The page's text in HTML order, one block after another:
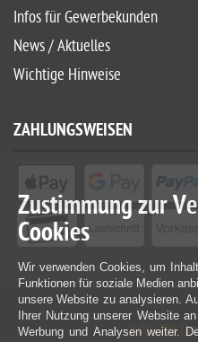
Infos für Gewerbekunden
News / Aktuelles
Wichtige Hinweise
ZAHLUNGSWEISEN
Infos für
Zustimmung zur
Cookies
Wir verwenden Cookies, um
Funktionen für soziale Medien
unsere Website zu analysieren.
Ihrer Nutzung unserer Website
Werbung und Analysen weiter.